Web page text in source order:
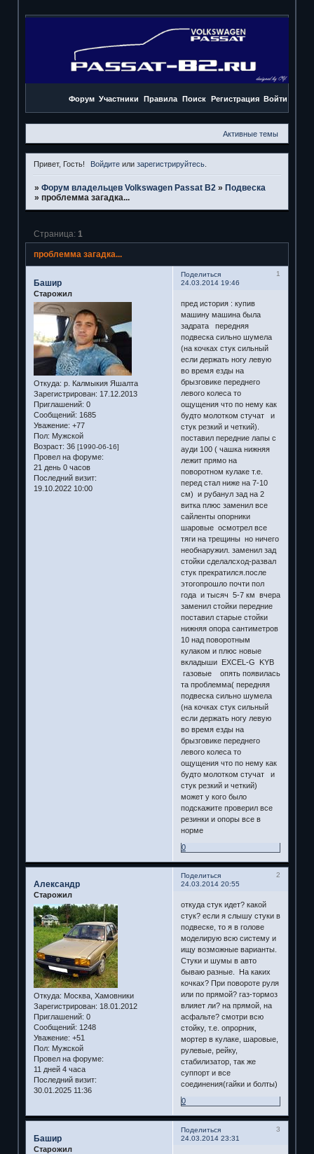
Форум Участники Правила Поиск Регистрация Войти
Активные темы
Привет, Гость! Войдите илизарегистрируйтесь
» Форум владельцев Volkswagen Passat B2 » Подвеска
» проблемма загадка...
проблемма загадка...
Страница: 1
Поделиться
1
24.03.2014 19:46
Башир
Старожил
Откуда: р. Калмыкия Яшалта
Зарегистрирован: 17.12.2013
Приглашений: 0
Сообщений: 1685
Уважение: +77
Пол: Мужской
Возраст: 36 [1990-06-16]
Провел на форуме:
21 день 0 часов
Последний визит:
19.10.2022 10:00
пред история : купив
машину машина была
задрата передняя
подвеска сильно шумела
(на кочках стук сильный
если держать ногу левую
во время езды на
брызговике переднего
левого колеса то
ощущения что по нему как
будто молотком стучат и
стук резкий и четкий).
поставил передние лапы с
ауди 100 ( чашка нижняя
лежит прямо на
поворотном кулаке т.е.
перед стал ниже на 7-10
см) и рубанул зад на 2
витка плюс заменил все
сайленты опорники
шаровые осмотрел все
тяги на трещины но ничего
необнаружил. заменил зад
стойки сделалсход-развал
стук прекратился.после
этогопрошло почти пол
года и тысяч 5-7 км вчера
заменил стойки передние
поставил старые стойки
нижняя опора сантиметров
10 над поворотным
кулаком и плюс новые
вкладыши EXCEL-G KYB
газовые опять появилась
та проблемма( передняя
подвеска сильно шумела
(на кочках стук сильный
если держать ногу левую
во время езды на
брызговике переднего
левого колеса то
ощущения что по нему как
будто молотком стучат и
стук резкий и четкий)
может у кого было
подскажите проверил все
резинки и опоры все в
норме
0
Поделиться
2
24.03.2014 20:55
Александр
Старожил
Откуда: Москва, Хамовники
Зарегистрирован: 18.01.2012
Приглашений: 0
Сообщений: 1248
Уважение: +51
Пол: Мужской
Провел на форуме:
11 дней 4 часа
Последний визит:
30.01.2025 11:36
откуда стук идет? какой
стук? если я слышу стуки в
подвеске, то я в голове
моделирую всю систему и
ищу возможные варианты.
Стуки и шумы в авто
бываю разные. На каких
кочках? При повороте руля
или по прямой? газ-тормоз
влияет ли? на прямой, на
асфальте? смотри всю
стойку, т.е. опрорник,
мортер в кулаке, шаровые,
рулевые, рейку,
стабилизатор, так же
суппорт и все
соединения(гайки и болты)
0
Поделиться
3
24.03.2014 23:31
Башир
Старожил